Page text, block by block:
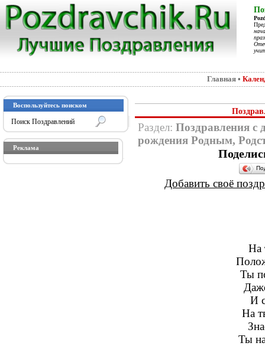
Главная •
Воспользуйтесь поиском
Реклама
Раздел: Поздравления с
рождения Родным,
Добавить своё
На
Ты
И
На
Ты